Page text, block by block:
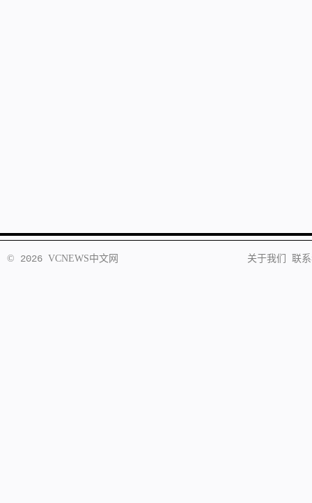
© 2026 VCNEWS中文网 关于我们 联